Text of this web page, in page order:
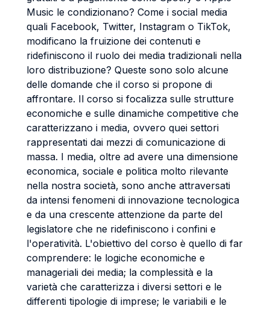
Music le condizionano? Come i social media
quali Facebook, Twitter, Instagram o TikTok,
modificano la fruizione dei contenuti e
ridefiniscono il ruolo dei media tradizionali nella
loro distribuzione? Queste sono solo alcune
delle domande che il corso si propone di
affrontare. Il corso si focalizza sulle strutture
economiche e sulle dinamiche competitive che
caratterizzano i media, ovvero quei settori
rappresentati dai mezzi di comunicazione di
massa. I media, oltre ad avere una dimensione
economica, sociale e politica molto rilevante
nella nostra società, sono anche attraversati
da intensi fenomeni di innovazione tecnologica
e da una crescente attenzione da parte del
legislatore che ne ridefiniscono i confini e
l'operatività. L'obiettivo del corso è quello di far
comprendere: le logiche economiche e
manageriali dei media; la complessità e la
varietà che caratterizza i diversi settori e le
differenti tipologie di imprese; le variabili e le